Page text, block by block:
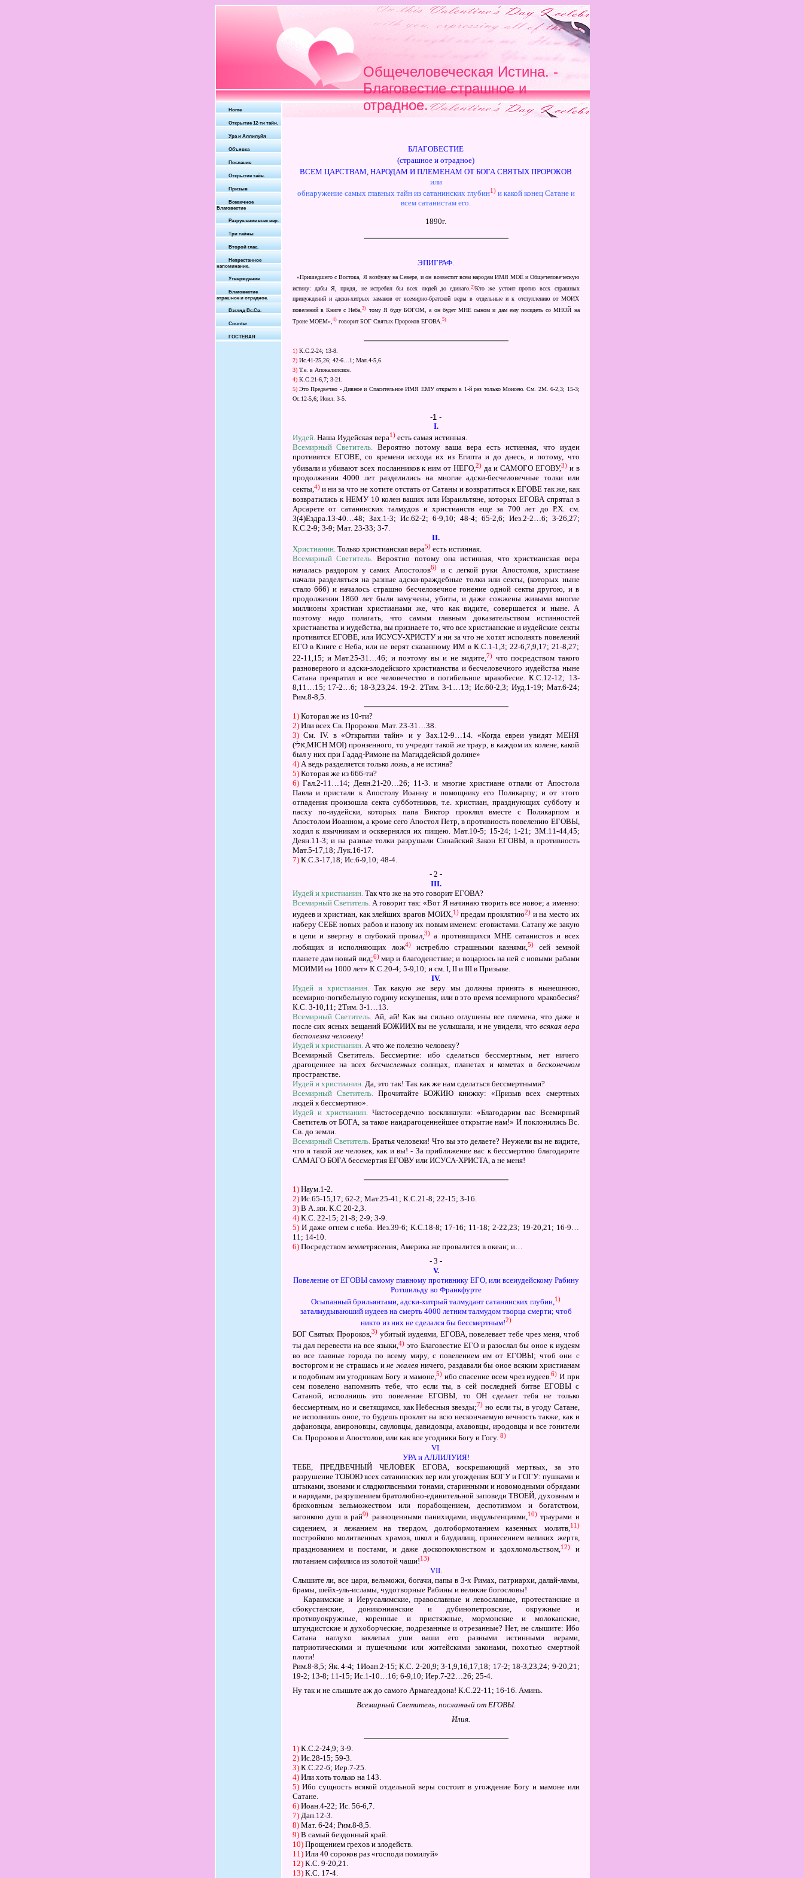
Home
Открытие 12-ти тайн.
Ура и Аллилуйя
Объявка
Послание
Открытие тайн.
Призыв
Всевечное
Благовестие
Разрушение всех вер.
Три тайны
Второй глас.
Непрестанное
напоминание.
Утверждение
Благовестие
страшное и отрадное.
Взгляд Вс.Св.
Counter
ГОСТЕВАЯ
Общечеловеческая Истина. -
Благовестие страшное и
отрадное.
БЛАГОВЕСТИЕ
(страшное и отрадное)
ВСЕМ ЦАРСТВАМ, НАРОДАМ И ПЛЕМЕНАМ ОТ БОГА СВЯТЫХ ПРОРОКОВ
или
обнаружение самых главных тайн из сатанинских глубин1) и какой конец Сатане и
всем сатанистам его.
1890г.
ЭПИГРАФ.
«Пришедшего с Востока, Я возбужу на Севере, и он возвестит всем народам ИМЯ МОЁ и Общечеловеческую
истину: дабы Я, придя, не истребил бы всех людей до единаго.2)Кто же устоит против всех страшных
принуждений и адски-хитрых заманов от всемирно-братской веры в отдельные и к отступлению от МОИХ
повелений в Книге с Неба,3) тому Я буду БОГОМ, а он будет МНЕ сыном и дам ему посидеть со МНОЙ на
Троне МОЕМ»,4)говорит БОГ Святых Пророков ЕГОВА.5)
1) К.С.2-24; 13-8.
2) Ис.41-25,26; 42-6…1; Мал.4-5,6.
3) Т.е. в Апокалипсисе.
4) К.С.21-6,7; 3-21.
5) Это Предвечно - Дивное и Спасительное ИМЯ ЕМУ открыто в 1-й раз только Моисею. См. 2М. 6-2,3; 15-3;
Ос.12-5,6; Иоил. 3-5.
-1 -
І.
Иудей.Наша Иудейская вера1) есть самая истинная.
Всемирный Светитель.Вероятно потому ваша вера есть истинная, что иудеи
противятся ЕГОВЕ, со времени исхода их из Египта и до днесь, и потому, что
убивали и убивают всех посланников к ним от НЕГО,2)да и САМОГО ЕГОВУ,3)и в
продолжении 4000 лет разделились на многие адски-бесчеловечные толки или
секты,4)и ни за что не хотите отстать от Сатаны и возвратиться к ЕГОВЕ так же, как
возвратились к НЕМУ 10 колен ваших или Израильтяне, которых ЕГОВА спрятал в
Арсарете от сатанинских талмудов и христианств еще за 700 лет до Р.Х. см.
3(4)Ездра.13-40…48; Зах.1-3; Ис.62-2; 6-9,10; 48-4; 65-2,6; Иез.2-2…6; 3-26,27;
К.С.2-9; 3-9; Мат. 23-33; 3-7.
ІІ.
Христианин. Только христианская вера5)есть истинная.
Всемирный Светитель.Вероятно потому она истинная, что христианская вера
началась раздором у самих Апостолов6)и с легкой руки Апостолов, христиане
начали разделяться на разные адски-враждебные толки или секты, (которых ныне
стало 666) и началось страшно бесчеловечное гонение одной секты другою, и в
продолжении 1860 лет были замучены, убиты, и даже сожжены живыми многие
миллионы христиан христианами же, что как видите, совершается и ныне. А
поэтому надо полагать, что самым главным доказательством истинностей
христианства и иудейства, вы признаете то, что все христианские и иудейские секты
противятся ЕГОВЕ, или ИСУСУ-ХРИСТУ и ни за что не хотят исполнять повелений
ЕГО в Книге с Неба, или не верят сказанному ИМ в К.С.1-1,3; 22-6,7,9,17; 21-8,27;
22-11,15; и Мат.25-31…46; и поэтому вы и не видите,7) что посредством такого
разноверного и адски-злодейского христианства и бесчеловечного иудейства ныне
Сатана превратил и все человечество в погибельное мракобесие. К.С.12-12; 13-
8,11…15; 17-2…6; 18-3,23,24. 19-2. 2Тим. 3-1…13; Ис.60-2,3; Иуд.1-19; Мат.6-24;
Рим.8-8,5.
1)Которая же из 10-ти?
2) Или всех Св. Пророков. Мат. 23-31…38.
3)См. ІV. в «Открытии тайн» и у Зах.12-9…14. «Когда евреи увидят МЕНЯ
(אלי,MІCH MOІ) пронзенного, то учредят такой же траур, в каждом их колене, какой
был у них при Гадад-Римоне на Магиддейской долине»
4)А ведь разделяется только ложь, а не истина?
5)Которая же из 666-ти?
6)Гал.2-11…14; Деян.21-20…26; 11-3. и многие христиане отпали от Апостола
Павла и пристали к Апостолу Иоанну и помощнику его Поликарпу; и от этого
отпадения произошла секта субботников, т.е. христиан, празднующих субботу и
пасху по-иудейски, которых папа Виктор проклял вместе с Поликарпом и
Апостолом Иоанном, а кроме сего Апостол Петр, в противность повелению ЕГОВЫ,
ходил к язычникам и осквернялся их пищею. Мат.10-5; 15-24; 1-21; 3М.11-44,45;
Деян.11-3; и на разные толки разрушали Синайский Закон ЕГОВЫ, в противность
Мат.5-17,18; Лук.16-17.
7)К.С.3-17,18; Ис.6-9,10; 48-4.
- 2 -
ІІІ.
Иудей и христианин.Так что же на это говорит ЕГОВА?
Всемирный Светитель.А говорит так: «Вот Я начинаю творить все новое; а именно:
иудеев и христиан, как злейших врагов МОИХ,1) предам проклятию2)и на место их
наберу СЕБЕ новых рабов и назову их новым именем: еговистами. Сатану же закую
в цепи и ввергну в глубокий провал,3) а противящихся МНЕ сатанистов и всех
любящих и исполняющих лож4)истреблю страшными казнями,5)
сей земной
планете дам новый вид;6) мир и благоденствие; и воцарюсь на ней с новыми рабами
МОИМИ на 1000 лет» К.С.20-4; 5-9,10; и см. І, ІІ и ІІІ в Призыве.
ІV.
Иудей и христианин. Так какую же веру мы должны принять в нынешнюю,
всемирно-погибельную годину искушения, или в это время всемирного мракобесия?
К.С. 3-10,11; 2Тим. 3-1…13.
Всемирный Светитель. Ай, ай! Как вы сильно оглушены все племена, что даже и
после сих ясных вещаний БОЖИИХ вы не услышали, и не увидели, что всякая вера
бесполезна человеку!
Иудей и христианин. А что же полезно человеку?
Всемирный Светитель. Бессмертие: ибо сделаться бессмертным, нет ничего
драгоценнее на всехбесчисленных солнцах, планетах и кометах в бесконечном
пространстве.
Иудей и христианин. Да, это так! Так как же нам сделаться бессмертными?
Всемирный Светитель.Прочитайте БОЖИЮ книжку: «Призыв всех смертных
людей к бессмертию».
Иудей и христианин. Чистосердечно воскликнули: «Благодарим вас Всемирный
Светитель от БОГА, за такое наидрагоценнейшее открытие нам!» И поклонились Вс.
Св. до земли.
Всемирный Светитель.Братья человеки! Что вы это делаете? Неужели вы не видите,
что я такой же человек, как и вы! - За приближение вас к бессмертию благодарите
САМАГО БОГА бессмертия ЕГОВУ или ИСУСА-ХРИСТА, а не меня!
1)Наум.1-2.
2)Ис.65-15,17; 62-2; Мат.25-41; К.С.21-8; 22-15; 3-16.
3)В А..ии. К.С 20-2,3.
4)К.С. 22-15; 21-8; 2-9; 3-9.
5)И даже огнем с неба. Иез.39-6; К.С.18-8; 17-16; 11-18; 2-22,23; 19-20,21; 16-9…
11; 14-10.
6)Посредством землетрясения, Америка же провалится в океан; и…
- 3 -
V.
Повеление от ЕГОВЫ самому главному противнику ЕГО, или всеиудейскому Рабину
Ротшильду во Франкфурте
Осыпанный брильянтами, адски-хитрый талмудант сатанинских глубин, 1)
заталмудываюший иудеев на смерть 4000 летним талмудом творца смерти; чтоб
никто из них не сделался бы бессмертным!2)
БОГ Святых Пророков,3) убитый иудеями, ЕГОВА, повелевает тебе чрез меня, чтоб
ты дал перевести на все языки,4) это Благовестие ЕГО и разослал бы оное к иудеям
во все главные города по всему миру, с повелением им от ЕГОВЫ; чтоб они с
восторгом и не страшась ине жалея ничего, раздавали бы оное всяким христианам
и подобным им угодникам Богу и мамоне,5) ибо спасение всем чрез иудеев.6) И при
сем повелено напомнить тебе, что если ты, в сей последней битве ЕГОВЫ с
Сатаной, исполнишь это повеление ЕГОВЫ, то ОН сделает тебя не только
бессмертным, но и светящимся, как Небесныя звезды;7) но если ты, в угоду Сатане,
не исполнишь оное, то будешь проклят на всю нескончаемую вечность также, как и
дафановцы, авироновцы, сауловцы, давидовцы, ахавовцы, иродовцы и все гонители
Св. Пророков и Апостолов, или как все угодники Богу и Гогу. 8)
VІ.
УРА и АЛЛИЛУИЯ!
ТЕБЕ, ПРЕДВЕЧНЫЙ ЧЕЛОВЕК ЕГОВА, воскрешающий мертвых, за это
разрушение ТОБОЮ всех сатанинских вер или угождения БОГУ и ГОГУ: пушками и
штыками, звонами и сладкогласными тонами, старинными и новомодными обрядами
и нарядами, разрушением братолюбно-единительной заповеди ТВОЕЙ, духовным и
брюховным вельможеством или порабощением, деспотизмом и богатством,
загонкою душ в рай9) разноценными панихидами, индульгенциями,10) траурами и
сидением, и лежанием на твердом, долгобормотанием казенных молитв,11)
постройкою молитвенных храмов, школ и блудилищ, принесением великих жертв,
празднованием и постами, и даже доскопоклонством и здохломольством,12)
и
глотанием сифилиса из золотой чаши!13)
VІІ.
Слышите ли, все цари, вельможи, богачи, папы в 3-х Римах, патриархи, далай-ламы,
брамы, шейх-уль-исламы, чудотворные Рабины и великие богословы!
Караимские и Иерусалимские, православные и левославные, протестанские и
сбокустанские, дониконианские и дубинопетровские, окружные и
противуокружные, коренные и пристяжные, мормонские и молоканские,
штундистские и духоборческие, подрезанные и отрезанные? Нет, не слышите: Ибо
Сатана наглухо заклепал уши ваши его разными истинными верами,
патриотическими и пушечными или житейскими законами, похотью смертной
плоти!
Рим.8-8,5; Як. 4-4; 1Иоан.2-15; К.С. 2-20,9; 3-1,9,16,17,18; 17-2; 18-3,23,24; 9-20,21;
19-2; 13-8; 11-15; Ис.1-10…16; 6-9,10; Иер.7-22…26; 25-4.
Ну так и не слышьте аж до самого Армагеддона! К.С.22-11; 16-16. Аминь.
Всемирный Светитель, посланный от ЕГОВЫ.
Илия.
1) К.С.2-24,9; 3-9.
2)Ис.28-15; 59-3.
3)К.С.22-6; Иер.7-25.
4)Или хоть только на 143.
5)Ибо сущность всякой отдельной веры состоит в угождение Богу и мамоне или
Сатане.
6)Иоан.4-22; Ис. 56-6,7.
7)Дан.12-3.
8)Мат. 6-24; Рим.8-8,5.
9)В самый бездонный край.
10) Прощением грехов и злодейств.
11)Или 40 сороков раз «господи помилуй»
12) К.С. 9-20,21.
13) К.С. 17-4.